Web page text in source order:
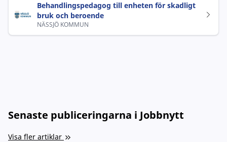
Behandlingspedagog till enheten för skadligt
bruk och beroende
NÄSSJÖ KOMMUN
Senaste publiceringarna i Jobbnytt
Visa fler artiklar